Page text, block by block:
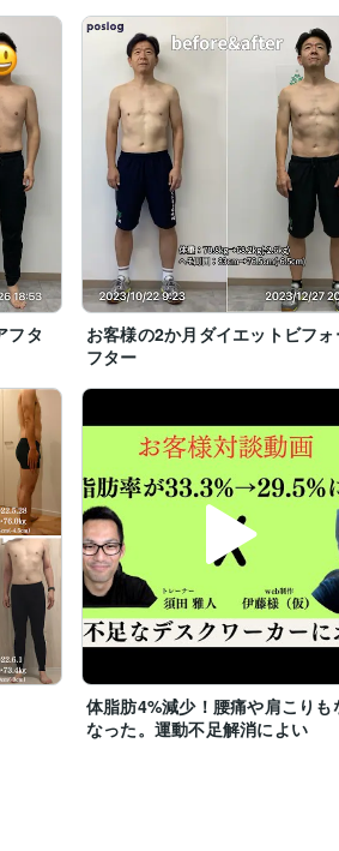
フタ
お客様の2か月ダイエットビフ
フター
体脂肪4%減少！腰痛や肩こりも
なった。運動不足解消によい